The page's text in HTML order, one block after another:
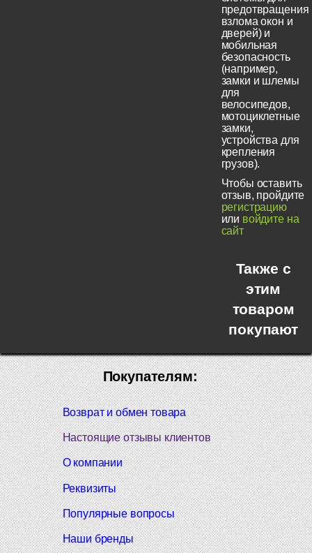
предотвращения
взлома окон и
дверей) и
мобильная
безопасность
(например,
замки и шлемы
для
велосипедов,
мотоциклетные
замки,
устройства для
крепления
грузов).
Чтобы оставить
отзыв, пройдите
регистрацию
или войдите на
сайт
Также с
этим
товаром
покупают
Покупателям:
Возврат и обмен товара
Настоящие отзывы клиентов
О компании
Реквизиты
Популярные вопросы
Наши бренды